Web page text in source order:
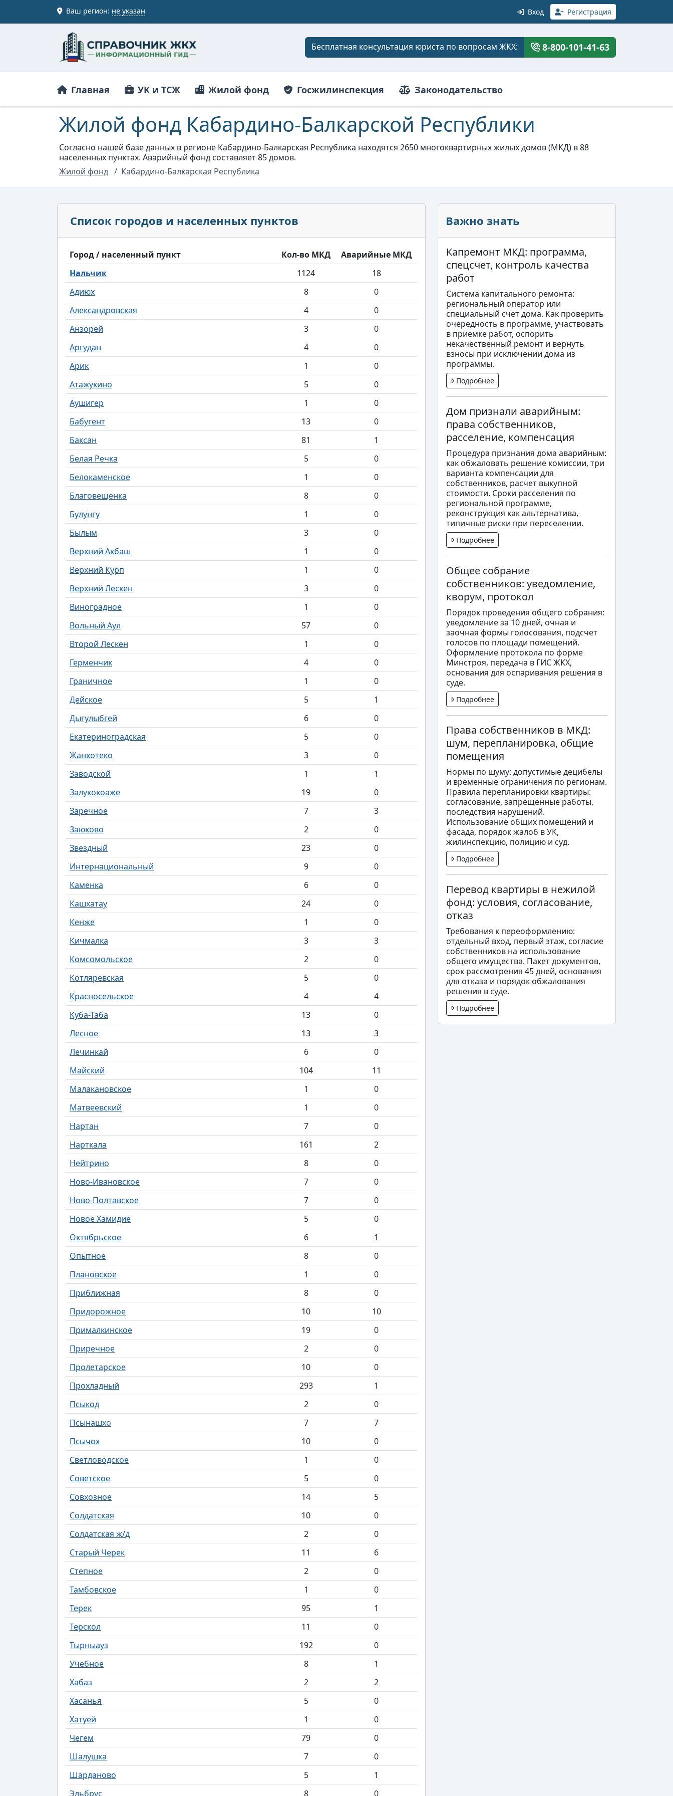
Ваш регион: не указан Вход Регистрация
Бесплатная консультация юриста по вопросам ЖКХ: 8-800-101-41-63
Главная УК и ТСЖ Жилой фонд Госжилинспекция Законодательство
Жилой фонд Кабардино-Балкарской Республики
Согласно нашей базе данных в регионе Кабардино-Балкарская Республика находятся 2650 многоквартирных жилых домов (МКД) в 88
населенных пунктах. Аварийный фонд составляет 85 домов.
Жилой фонд
Кабардино-Балкарская Республика
Список городов и населенных пунктов
Город / населенный пункт Кол-во МКД
Аварийные МКД
Нальчик
1124
18
Адиюх
8
0
Александровская
4
0
Анзорей
3
0
Аргудан
4
0
Арик
1
0
Атажукино
5
0
Аушигер
1
0
Бабугент
13
0
Баксан
81
1
Белая Речка
5
0
Белокаменское
1
0
Благовещенка
8
0
Булунгу
1
0
Былым
3
0
Верхний Акбаш
1
0
Верхний Курп
1
0
Верхний Лескен
3
0
Виноградное
1
0
Вольный Аул
57
0
Второй Лескен
1
0
Герменчик
4
0
Граничное
1
0
Дейское
5
1
Дыгулыбгей
6
0
Екатериноградская
5
0
Жанхотеко
3
0
Заводской
1
1
Залукокоаже
19
0
Заречное
7
3
Заюково
2
0
Звездный
23
0
Интернациональный
9
0
Каменка
6
0
Кашхатау
24
0
Кенже
1
0
Кичмалка
3
3
Комсомольское
2
0
Котляревская
5
0
Красносельское
4
4
Куба-Таба
13
0
Лесное
13
3
Лечинкай
6
0
Майский
104
11
Малакановское
1
0
Матвеевский
1
0
Нартан
7
0
Нарткала
161
2
Нейтрино
8
0
Ново-Ивановское
7
0
Ново-Полтавское
7
0
Новое Хамидие
5
0
Октябрьское
6
1
Опытное
8
0
Плановское
1
0
Приближная
8
0
Придорожное
10
10
Прималкинское
19
0
Приречное
2
0
Пролетарское
10
0
Прохладный
293
1
Псыкод
2
0
Псынашхо
7
7
Псычох
10
0
Светловодское
1
0
Советское
5
0
Совхозное
14
5
Солдатская
10
0
Солдатская ж/д
2
0
Старый Черек
11
6
Степное
2
0
Тамбовское
1
0
Терек
95
1
Терскол
11
0
Тырныауз
192
0
Учебное
8
1
Хабаз
2
2
Хасанья
5
0
Хатуей
1
0
Чегем
79
0
Шалушка
7
0
Шарданово
5
1
Эльбрус
8 0
Важно знать
Капремонт МКД: программа,
спецсчет, контроль качества
работ
Система капитального ремонта:
региональный оператор или
специальный счет дома. Как проверить
очередность в программе, участвовать
в приемке работ, оспорить
некачественный ремонт и вернуть
взносы при исключении дома из
программы.
Подробнее
Дом признали аварийным:
права собственников,
расселение, компенсация
Процедура признания дома аварийным:
как обжаловать решение комиссии, три
варианта компенсации для
собственников, расчет выкупной
стоимости. Сроки расселения по
региональной программе,
реконструкция как альтернатива,
типичные риски при переселении.
Подробнее
Общее собрание
собственников: уведомление,
кворум, протокол
Порядок проведения общего собрания:
уведомление за 10 дней, очная и
заочная формы голосования, подсчет
голосов по площади помещений.
Оформление протокола по форме
Минстроя, передача в ГИС ЖКХ,
основания для оспаривания решения в
суде.
Подробнее
Права собственников в МКД:
шум, перепланировка, общие
помещения
Нормы по шуму: допустимые децибелы
и временные ограничения по регионам.
Правила перепланировки квартиры:
согласование, запрещенные работы,
последствия нарушений.
Использование общих помещений и
фасада, порядок жалоб в УК,
жилинспекцию, полицию и суд.
Подробнее
Перевод квартиры в нежилой
фонд: условия, согласование,
отказ
Требования к переоформлению:
отдельный вход, первый этаж, согласие
собственников на использование
общего имущества. Пакет документов,
срок рассмотрения 45 дней, основания
для отказа и порядок обжалования
решения в суде.
Подробнее